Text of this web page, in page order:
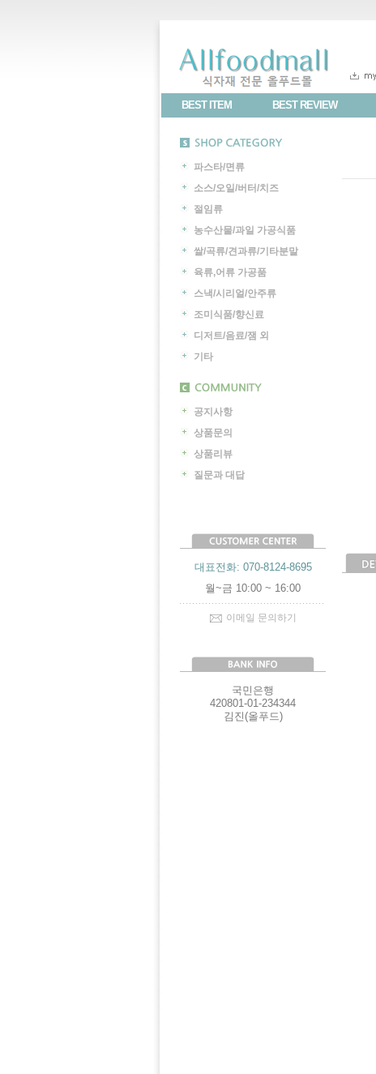
BEST ITEM BEST REVIEW
파스타/면류
소스/오일/버터/치즈
절임류
농수산물/과일 가공식품
쌀/곡류/견과류/기타분말
육류,어류 가공품
스낵/시리얼/안주류
조미식품/향신료
디저트/음료/잼 외
기타
공지사항
상품문의
상품리뷰
질문과 대답
대표전화: 070-8124-8695
월~금 10:00 ~ 16:00
이메일 문의하기
국민은행
420801-01-234344
김진(올푸드)